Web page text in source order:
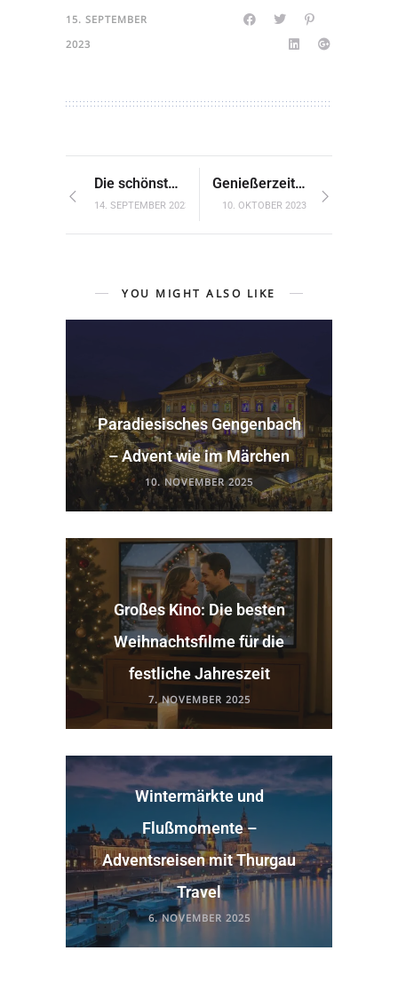
15. SEPTEMBER
2023
Die schönsten Christkindlmärkte in den Bergen
14. SEPTEMBER 2023
Genießerzeit in Kevelaer
10. OKTOBER 2023
YOU MIGHT ALSO LIKE
Paradiesisches Gengenbach
– Advent wie im Märchen
10. NOVEMBER 2025
Großes Kino: Die besten
Weihnachtsfilme für die
festliche Jahreszeit
7. NOVEMBER 2025
Wintermärkte und
Flußmomente –
Adventsreisen mit Thurgau
Travel
6. NOVEMBER 2025